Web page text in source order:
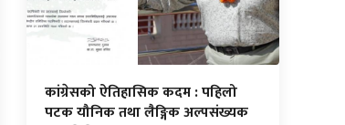
कांग्रेसको ऐतिहासिक कदम : पहिलो
पटक यौनिक तथा लैङ्गिक अल्पसंख्यक